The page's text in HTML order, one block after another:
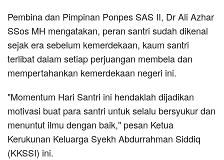
Pembina dan Pimpinan Ponpes SAS II, Dr Ali Azhar
SSos MH mengatakan, peran santri sudah dikenal
sejak era sebelum kemerdekaan, kaum santri
terlibat dalam setiap perjuangan membela dan
mempertahankan kemerdekaan negeri ini.
"Momentum Hari Santri ini hendaklah dijadikan
motivasi buat para santri untuk selalu bersyukur dan
menuntut ilmu dengan baik," pesan Ketua
Kerukunan Keluarga Syekh Abdurrahman Siddiq
(KKSSI) ini.